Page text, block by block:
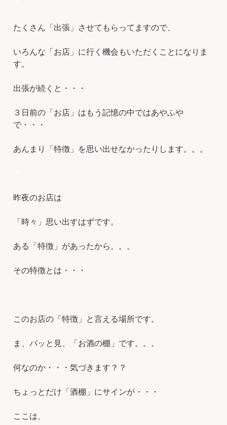
たくさん「出張」させてもらってますので、
いろんな「お店」に行く機会もいただくことになりま
す。
出張が続くと・・・
３日前の「お店」はもう記憶の中ではあやふや
で・・・
あんまり「特徴」を思い出せなかったりします。。。
昨夜のお店は
「時々」思い出すはずです。
ある「特徴」があったから。。。
その特徴とは・・・
このお店の「特徴」と言える場所です。
ま、パッと見、「お酒の棚」です。。。
何なのか・・・気づきます？？
ちょっとだけ「酒棚」にサインが・・・
ここは、